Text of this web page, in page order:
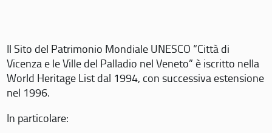
Il Sito del Patrimonio Mondiale UNESCO “Città di
Vicenza e le Ville del Palladio nel Veneto” è iscritto nella
World Heritage List dal 1994, con successiva estensione
nel 1996.
In particolare: